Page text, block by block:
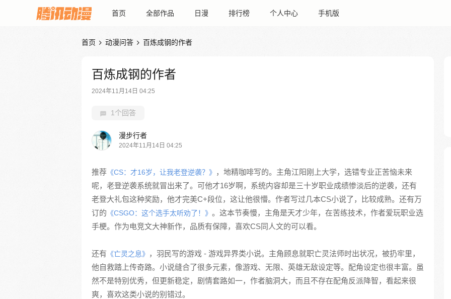
首页 全部作品 日漫 排行榜 个人中心 手机版
首页  动漫问答  百炼成钢的作者
百炼成钢的作者
2024年11月14日 04:25
1个回答
漫步行者
2024年11月14日 04:25
推荐 《CS：才16岁，让我老登逆袭？》 ，地精咖啡写的。主角江阳刚上大学，选错专业正苦恼未来
呢，老登逆袭系统就冒出来了。可他才16岁啊，系统内容却是三十岁职业成绩惨淡后的逆袭，还有
老登大礼包这种奖励，他才完美C+段位，这让他很懵。作者写过几本CS小说了，比较成熟。还有万
订的 《CSGO：这个选手太听劝了！》 。这本节奏慢，主角是天才少年，在苦练技术，作者爱玩职业选
手梗。作为电竞文大神新作，品质有保障，喜欢CS同人文的可以看。
还有 《亡灵之息》 ，羽民写的游戏 - 游戏异界类小说。主角顾息就职亡灵法师时出状况，被扔牢里，
他自救踏上传奇路。小说缝合了很多元素，像游戏、无限、英雄无敌设定等。配角设定也很丰富。虽
然不是特别优秀，但更新稳定，剧情套路如一，作者脑洞大，而且不存在配角反派降智，看起来很
爽，喜欢这类小说的别错过。